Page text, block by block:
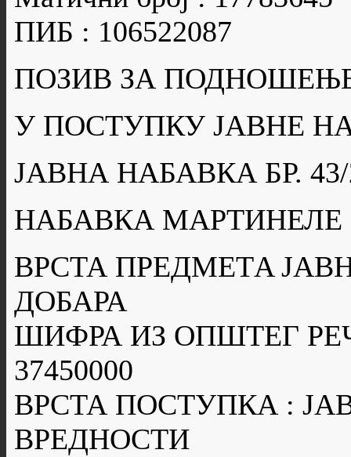
ПИБ : 106522087
ПОЗИВ ЗА
У ПОСТУПКУ ЈАВНЕ
ЈАВНА НАБАВКА БР. 43/
НАБАВКА МАРТИНЕЛЕ
ВРСТА ПРЕДМЕТA
ДОБАРА
ШИФРА ИЗ ОПШТЕГ
37450000
ВРСТА ПОСТУПКА :
ВРЕДНОСТИ